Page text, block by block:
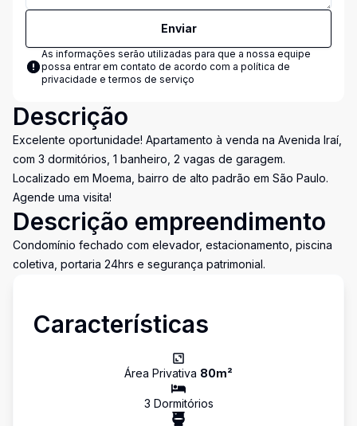
Enviar
As informações serão utilizadas para que a nossa equipe
possa entrar em contato de acordo com a política de
privacidade e termos de serviço
Descrição
Excelente oportunidade! Apartamento à venda na Avenida Iraí,
com 3 dormitórios, 1 banheiro, 2 vagas de garagem.
Localizado em Moema, bairro de alto padrão em São Paulo.
Agende uma visita!
Descrição empreendimento
Condomínio fechado com elevador, estacionamento, piscina
coletiva, portaria 24hrs e segurança patrimonial.
Características
Área Privativa 80m²
3 Dormitórios